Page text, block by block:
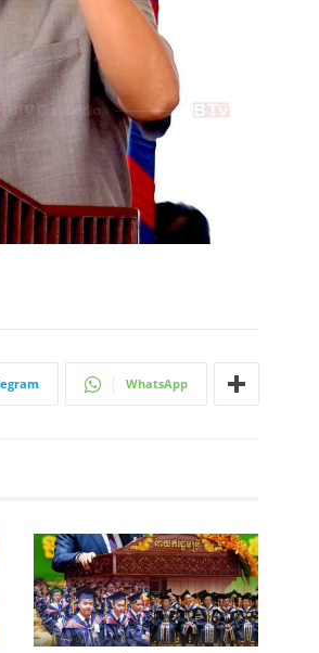
WhatsApp